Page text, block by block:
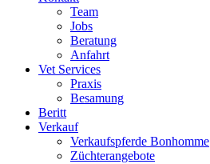
Team
Jobs
Beratung
Anfahrt
Vet Services
Praxis
Besamung
Beritt
Verkauf
Verkaufspferde Bonhomme
Züchterangebote